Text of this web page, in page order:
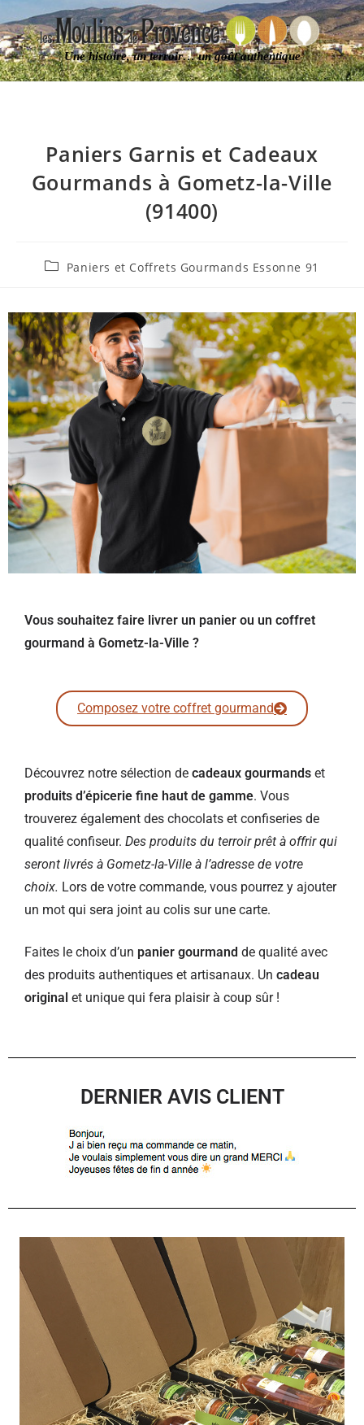
Une histoire, un terroir… un goût authentique
Paniers Garnis et Cadeaux
Gourmands à Gometz-la-Ville
(91400)
Paniers et Coffrets Gourmands Essonne 91
Vous souhaitez faire livrer un panier ou un coffret
gourmand à Gometz-la-Ville ?
Composez votre coffret gourmand
Découvrez notre sélection de cadeaux gourmands et
produits d’épicerie fine haut de gamme. Vous
trouverez également des chocolats et confiseries de
qualité confiseur. Des produits du terroir prêt à offrir qui
seront livrés à Gometz-la-Ville à l’adresse de votre
choix. Lors de votre commande, vous pourrez y ajouter
un mot qui sera joint au colis sur une carte.
Faites le choix d’un panier gourmand de qualité avec
des produits authentiques et artisanaux. Un cadeau
original et unique qui fera plaisir à coup sûr !
DERNIER AVIS CLIENT